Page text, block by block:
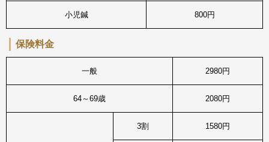
小児鍼 800円
保険料金
一般 2980円
64～69歳 2080円
3割 1580円